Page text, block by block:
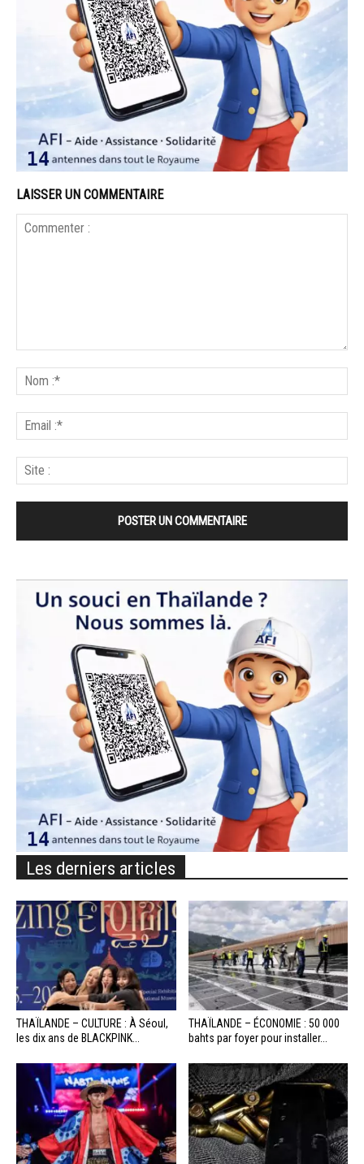
LAISSER UN COMMENTAIRE
Les derniers articles
THAÏLANDE – CULTURE : À Séoul,
les dix ans de BLACKPINK...
THAÏLANDE – ÉCONOMIE : 50 000
bahts par foyer pour installer...